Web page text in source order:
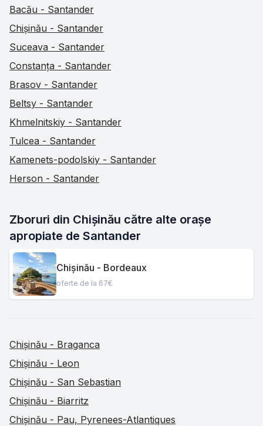
Bacău - Santander
Chișinău - Santander
Suceava - Santander
Constanța - Santander
Brasov - Santander
Beltsy - Santander
Khmelnitskiy - Santander
Tulcea - Santander
Kamenets-podolskiy - Santander
Herson - Santander
Zboruri din Chișinău către alte orașe
apropiate de Santander
Chișinău - Bordeaux
oferte de la 67€
Chișinău - Braganca
Chișinău - Leon
Chișinău - San Sebastian
Chișinău - Biarritz
Chișinău - Pau, Pyrenees-Atlantiques